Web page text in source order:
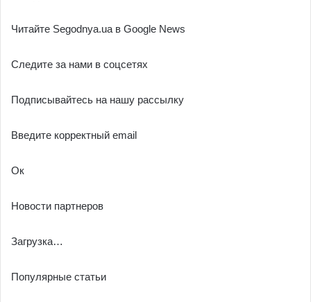
Читайте Segodnya.ua в Google News
Следите за нами в соцсетях
Подписывайтесь на нашу рассылку
Введите корректный email
Ок
Новости партнеров
Загрузка…
Популярные статьи